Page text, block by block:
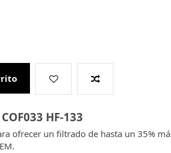
HF-133
ofrecer un filtrado de hasta un 35%